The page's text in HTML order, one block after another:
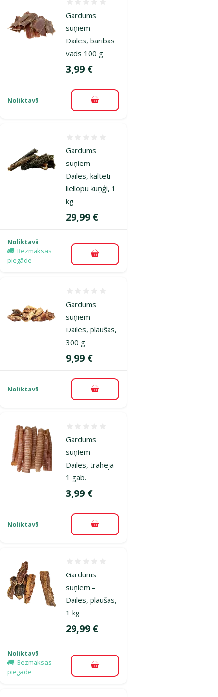
Gardums
suņiem –
Dailes, barības
vads 100 g
Cena
3,99 €
Noliktavā Pievienot grozam
Gardums
suņiem –
Dailes, kaltēti
liellopu kuņģi, 1
kg
Cena
29,99 €
Noliktavā
Bezmaksas
piegāde
Pievienot grozam
Gardums
suņiem –
Dailes, plaušas,
300 g
Cena
9,99 €
Noliktavā Pievienot grozam
Gardums
suņiem –
Dailes, traheja
1 gab.
Cena
3,99 €
Noliktavā Pievienot grozam
Gardums
suņiem –
Dailes, plaušas,
1 kg
Cena
29,99 €
Noliktavā
Bezmaksas
piegāde
Pievienot grozam